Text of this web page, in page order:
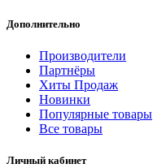
Дополнительно
Производители
Партнёры
Хиты Продаж
Новинки
Популярные товары
Все товары
Личный кабинет